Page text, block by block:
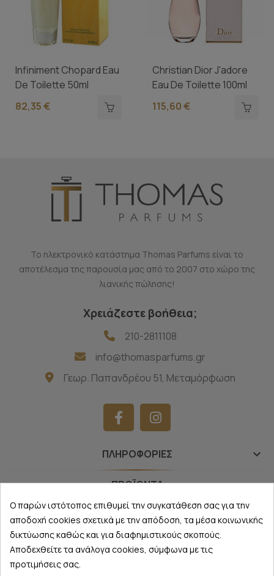
Infiniment Chopard Eau
De Toilette 50ml
82,35 €
Christian Dior J'adore
Eau De Toilette 100ml
115,60 €
Το ηλεκτρονικό κατάστημα Thomas Parfums είναι το
αποτέλεσμα της παρουσία μας από το 2007 στο χώρο της
λιανικής πώλησης!
Χρειάζεστε βοήθεια;
210-2811108
info@thomasparfums.gr
Γεωρ. Παπανδρέου 51, Μεταμόρφωση
ΠΛΗΡΟΦΟΡΊΕΣ keyboard_arrow_down
ΠΡΟΪΌΝΤΑ keyboard_arrow_down
NEWSLETTER keyboard_arrow_down
Thomas Parfums
Ο παρών ιστότοπος επιθυμεί την συγκατάθεση σας για την
αποδοχή cookies σχετικά με την απόδοση, τα μέσα κοινωνικής
δικτύωσης καθώς και για διαφημιστικούς σκοπούς.
Αποδεχθείτε τα ανάλογα cookies, σύμφωνα με τις
προτιμήσεις σας.